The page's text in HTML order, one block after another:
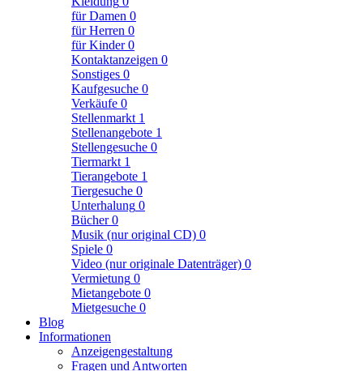
für Damen 0
für Herren 0
für Kinder0
Kontaktanzeigen 0
Sonstiges 0
Kaufgesuche 0
Verkäufe 0
Stellenmarkt 1
Stellenangebote 1
Stellengesuche 0
Tiermarkt 1
Tierangebote 1
Tiergesuche 0
Unterhalung 0
Bücher0
Musik (nur original CD) 0
Spiele 0
Video (nur originale Datenträger) 0
Vermietung 0
Mietangebote 0
Mietgesuche 0
Blog
Informationen
Anzeigengestaltung
Fragen und Antworten